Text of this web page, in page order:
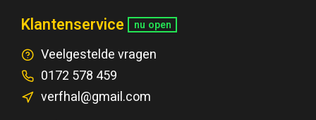
Klantenservice nu open
Veelgestelde vragen
0172 578 459
verfhal@gmail.com